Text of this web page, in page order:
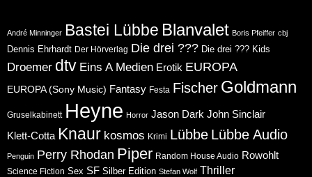
André Minninger Bastei Lübbe Blanvalet Boris Pfeiffer cbj
Dennis Ehrhardt Der Hörverlag Die drei ??? Die drei ??? Kids
Droemer dtv Eins A Medien Erotik EUROPA
EUROPA (Sony Music) Fantasy Festa Fischer Goldmann
Gruselkabinett Heyne Horror Jason Dark John Sinclair
Klett-Cotta Knaur kosmos Krimi Lübbe Lübbe Audio
Penguin Perry Rhodan Piper Random House Audio Rowohlt
Science Fiction Sex SF Silber Edition Stefan Wolf Thriller